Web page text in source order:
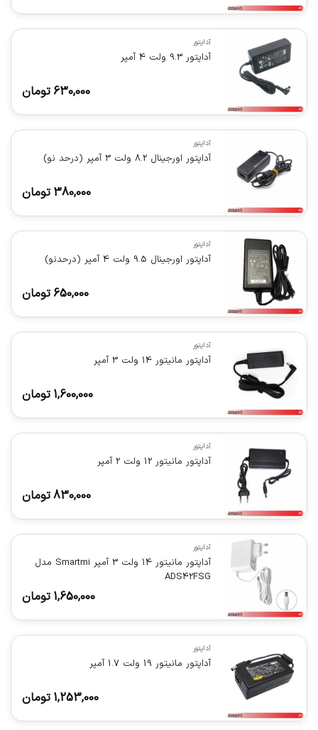
آداپتور
آداپتور 9.3 ولت 4 آمپر
630,000 تومان
آداپتور
آداپتور اورجینال 8.2 ولت 3 آمپر (درحد نو)
380,000 تومان
آداپتور
آداپتور اورجینال 9.5 ولت 4 آمپر (درحدنو)
650,000 تومان
آداپتور
آداپتور مانيتور 14 ولت 3 آمپر
1,600,000 تومان
آداپتور
آداپتور مانیتور 12 ولت 2 آمپر
830,000تومان
آداپتور
آداپتور مانیتور 14 ولت 3 آمپر Smartmi مدل
ADS42FSG
1,650,000 تومان
آداپتور
آداپتور مانیتور 19 ولت 1.7 آمپر
1,253,000 تومان